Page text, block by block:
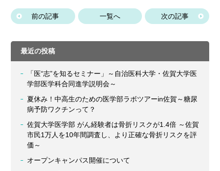
前の記事 一覧へ 次の記事
最近の投稿
「医“志”を知るセミナー」～自治医科大学・佐賀大学医
学部医学科合同進学説明会～
夏休み！中高生のための医学部ラボツアーin佐賀～糖尿
病予防ワクチンって？
佐賀大学医学部 がん経験者は骨折リスクが1.4倍 ～佐賀
市民1万人を10年間調査し、より正確な骨折リスクを評
価～
オープンキャンパス開催について